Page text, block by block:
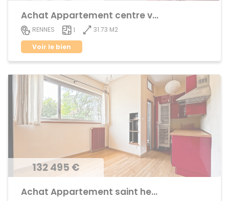
Achat Appartement centre ville
RENNES 1
31.73 M2
Voir le bien
132 495 €
Achat Appartement saint helier